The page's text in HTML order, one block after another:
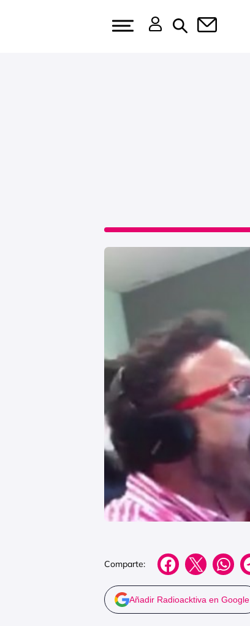
Comparte:
Añadir Radioacktiva en Google